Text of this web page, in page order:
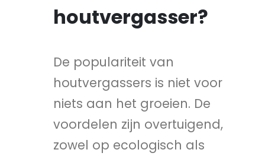
houtvergasser?
De populariteit van
houtvergassers is niet voor
niets aan het groeien. De
voordelen zijn overtuigend,
zowel op ecologisch als